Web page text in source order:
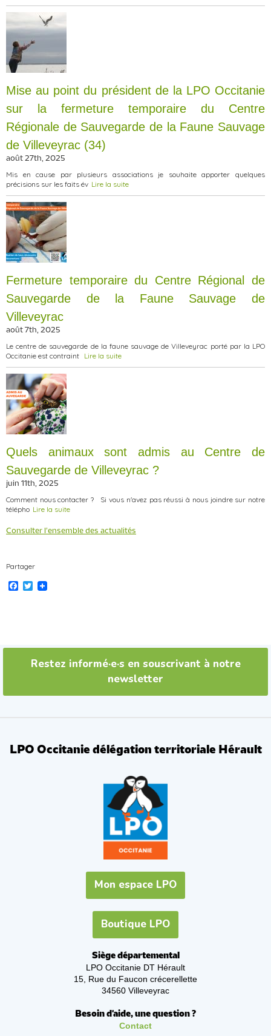
Mise au point du président de la LPO Occitanie
sur la fermeture temporaire du Centre
Régionale de Sauvegarde de la Faune Sauvage
de Villeveyrac (34)
août 27th, 2025
Mis en cause par plusieurs associations je souhaite apporter quelques
précisions sur les faits év Lire la suite
Fermeture temporaire du Centre Régional de
Sauvegarde de la Faune Sauvage de
Villeveyrac
août 7th, 2025
Le centre de sauvegarde de la faune sauvage de Villeveyrac porté par la LPO
Occitanie est contraint Lire la suite
Quels animaux sont admis au Centre de
Sauvegarde de Villeveyrac ?
juin 11th, 2025
Comment nous contacter ? Si vous n'avez pas réussi à nous joindre sur notre
télépho Lire la suite
Consulter l'ensemble des actualités
Partager
F
T
Restez informé·e·s en souscrivant à notre
newsletter
LPO Occitanie délégation territoriale Hérault
Mon espace LPO
Boutique LPO
Siège départemental
LPO Occitanie DT Hérault
15, Rue du Faucon crécerellette
34560 Villeveyrac
Besoin d'aide, une question ?
Contact